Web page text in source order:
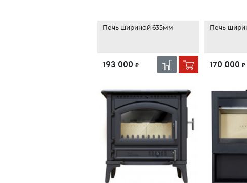
Печь шириной 635мм
193 000 ₽
Печь
170 000 ₽